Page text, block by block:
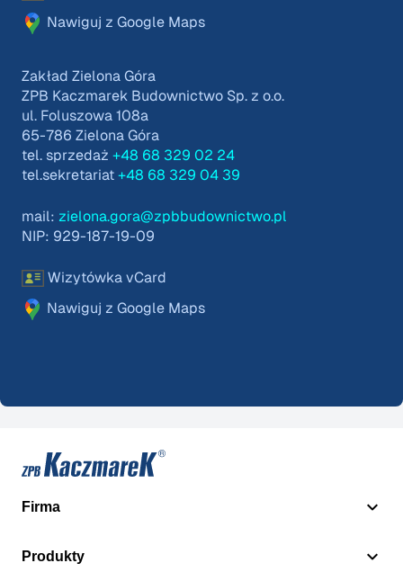
Nawiguj z Google Maps
Zakład Zielona Góra
ZPB Kaczmarek Budownictwo Sp. z o.o.
ul. Foluszowa 108a
65-786 Zielona Góra
tel. sprzedaż +48 68 329 02 24
tel.sekretariat +48 68 329 04 39
mail: zielona.gora@zpbbudownictwo.pl
NIP: 929-187-19-09
Wizytówka vCard
Nawiguj z Google Maps
Firma
Produkty